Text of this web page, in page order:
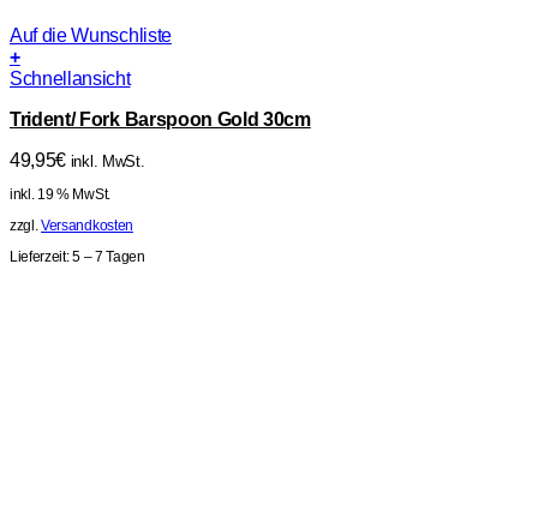
Auf die Wunschliste
+
Schnellansicht
Trident/ Fork Barspoon Gold 30cm
49,95€ inkl. MwSt.
inkl. 19 % MwSt.
zzgl.Versandkosten
Lieferzeit:5 – 7 Tagen